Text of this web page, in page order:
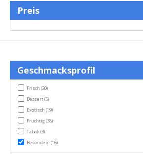
Preis
Geschmacksprofil
Frisch(20)items
Dessert(5)items
Exotisch(19)items
Fruchtig(38)items
Tabak(3)items
Besondere(16)items